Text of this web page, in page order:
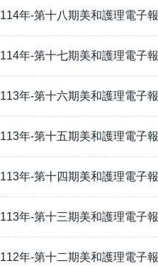
114年-第十八期美和護理電子報
114年-第十七期美和護理電子報
113年-第十六期美和護理電子報
113年-第十五期美和護理電子報
113年-第十四期美和護理電子報
113年-第十三期美和護理電子報
112年-第十二期美和護理電子報